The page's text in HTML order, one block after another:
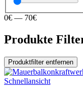
0€ — 70€
Produkte
Produktfilter entfernen
Schnellansicht